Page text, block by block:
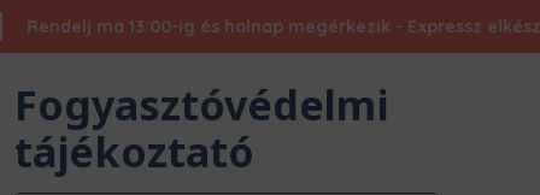
ma 13:00-ig és holnap megérkezik - Expressz
Fogyasztóvédelmi
tájékoztató